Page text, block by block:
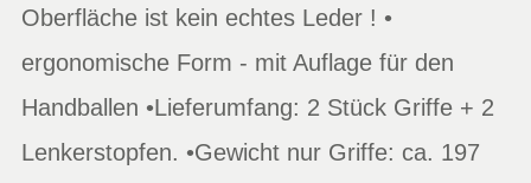
Oberfläche ist kein echtes Leder ! •
ergonomische Form - mit Auflage für den
Handballen •Lieferumfang: 2 Stück Griffe + 2
Lenkerstopfen. •Gewicht nur Griffe: ca. 197